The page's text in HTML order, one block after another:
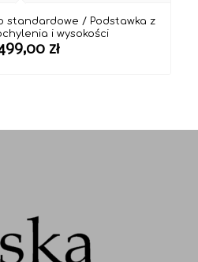
standardowe / Podstawka z
i wysokości
zł